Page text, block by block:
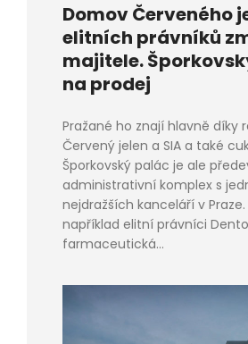
Domov Červeného
elitních právníků
majitele.
na prodej
Pražané ho znají hlavně díky
Červený jelen a SIA a také
Šporkovský palác je ale
administrativní komplex s
nejdražších kanceláří v Praze.
například elitní právníci
farmaceutická...